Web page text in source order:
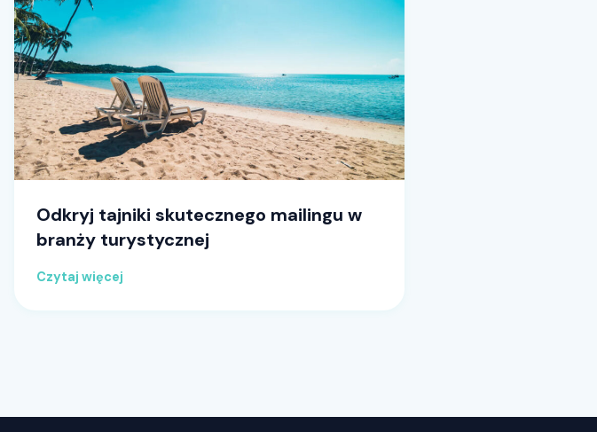
Odkryj tajniki skutecznego mailingu w
branży turystycznej
Czytaj więcej